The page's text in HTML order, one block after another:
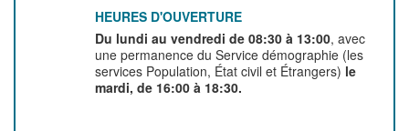
HEURES D'OUVERTURE
Du lundi au vendredi de 08:30 à 13:00, avec
une permanence du Service démographie (les
services Population, État civil et Étrangers) le
mardi, de 16:00 à 18:30.